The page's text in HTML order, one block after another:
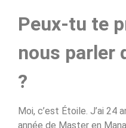
Peux-tu te
nous parler
?
Moi, c’est Étoile. J’ai 24
année de Master en